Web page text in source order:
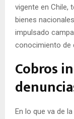
vigente en Chile,
bienes
impulsado
conocimiento de
Cobros
En lo que va de